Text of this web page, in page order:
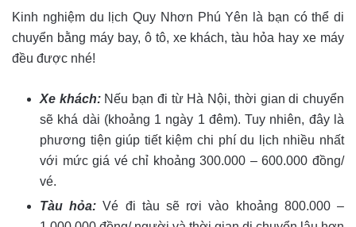
Kinh nghiệm du lịch Quy Nhơn Phú Yên là bạn có thể di
chuyển bằng máy bay, ô tô, xe khách, tàu hỏa hay xe máy
đều được nhé!
Xe khách:Nếu bạn đi từ Hà Nội, thời gian di chuyển
sẽ khá dài (khoảng 1 ngày 1 đêm). Tuy nhiên, đây là
phương tiện giúp tiết kiệm chi phí du lịch nhiều nhất
với mức giá vé chỉ khoảng 300.000 – 600.000 đồng/
vé.
Tàu hỏa: Vé đi tàu sẽ rơi vào khoảng 800.000 –